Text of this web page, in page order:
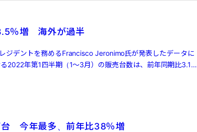
％増 海外が過半
ジデントを務めるFrancisco Jeronimo氏が発表したデータに
2022年第1四半期（1～3月）の販売台数は、前年同期比3.1%
今年最多、前年比38％増